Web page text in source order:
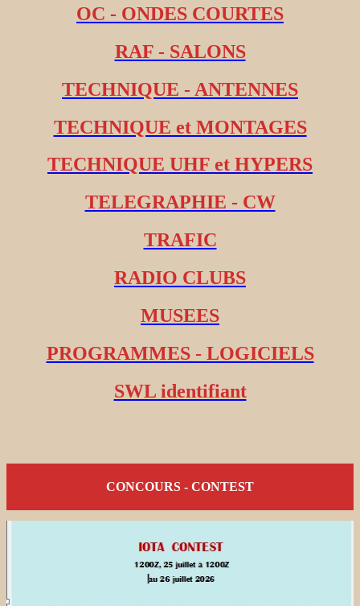
OC - ONDES COURTES
RAF - SALONS
TECHNIQUE - ANTENNES
TECHNIQUE et MONTAGES
TECHNIQUE UHF et HYPERS
TELEGRAPHIE - CW
TRAFIC
RADIO CLUBS
MUSEES
PROGRAMMES - LOGICIELS
SWL identifiant
CONCOURS - CONTEST